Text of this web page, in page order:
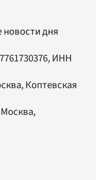
новости дня
ИНН
Коптевская
Москва,